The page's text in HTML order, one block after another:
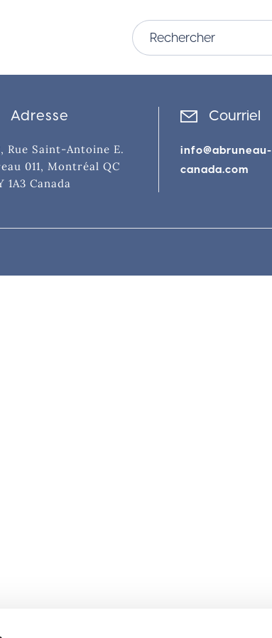
Adresse
Rue Saint-Antoine E.
011, Montréal QC
1A3 Canada
Courriel
info@abruneau-
canada.com